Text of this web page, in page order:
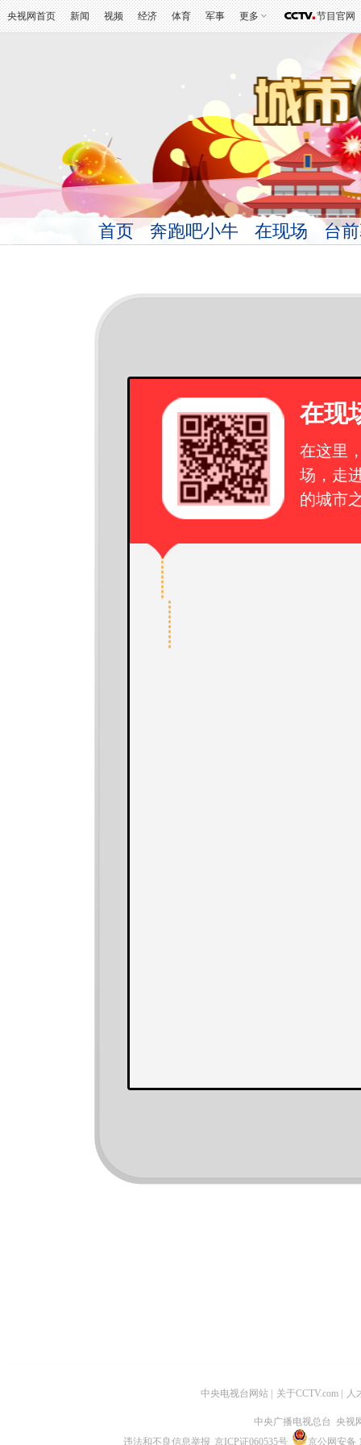
央视网首页 新闻 视频 经济 体育 军事 更多 节目官网
首页 奔跑吧小牛 在现场 台
在现
在这里
场，走
的城市
中央电视台网站 关于CCTV.com 人
中央广播电视总台 央视
违法和不良信息举报 京ICP证060535号 京公网安备